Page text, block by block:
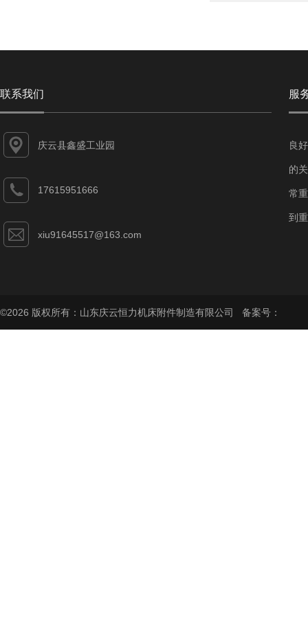
联系我们
庆云县鑫盛工业园
17615951666
xiu91645517@163.com
服
良
的
常
到
©2026 版权所有：山东庆云恒力机床附件制造有限公司 备案号：